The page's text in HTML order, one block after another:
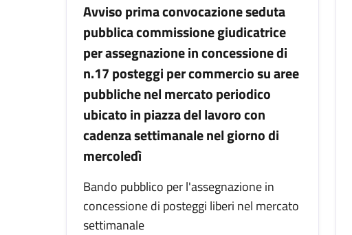
Avviso prima convocazione seduta
pubblica commissione giudicatrice
per assegnazione in concessione di
n.17 posteggi per commercio su aree
pubbliche nel mercato periodico
ubicato in piazza del lavoro con
cadenza settimanale nel giorno di
mercoledì
Bando pubblico per l'assegnazione in
concessione di posteggi liberi nel mercato
settimanale